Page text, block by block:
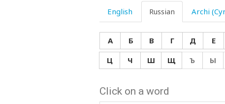
English Russian Archi
А Б В Г Д Е
Ц
Ч Ш Щ Ъ Ы
Click on a word
скупой
скучать
скучный
слабовольный